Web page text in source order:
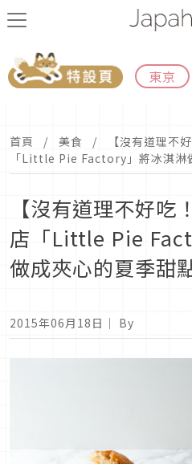
東京
首頁 美食
【沒有道理不
「Little Pie Factory」將冰淇淋
【沒有道理不好吃
店「Little Pie
做成夾心的夏季甜
2015年06月18日 ｜ By